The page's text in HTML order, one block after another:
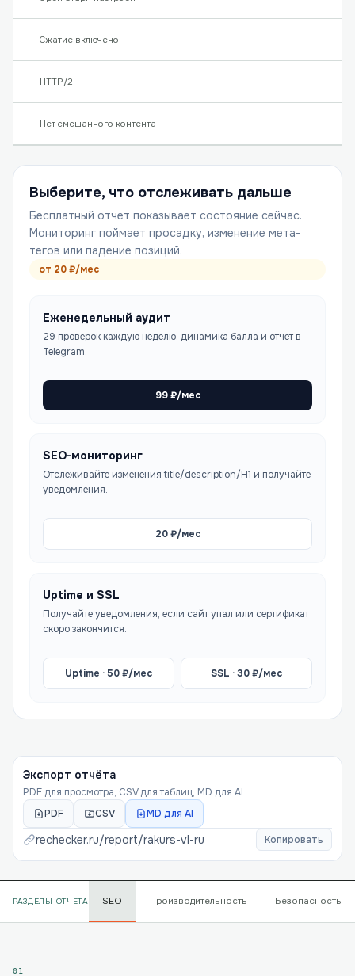
Сжатие включено
HTTP/2
Нет смешанного контента
Выберите, что отслеживать дальше
Бесплатный отчет показывает состояние сейчас.
Мониторинг поймает просадку, изменение мета-
тегов или падение позиций.
от 20₽/мес
Еженедельный аудит
29 проверок каждую неделю, динамика балла и отчет в
Telegram.
99₽/мес
SEO-мониторинг
Отслеживайте изменения title/description/H1 и получайте
уведомления.
20₽/мес
Uptime и SSL
Получайте уведомления, если сайт упал или сертификат
скоро закончится.
Uptime ·50₽/мес SSL ·30₽/мес
Экспорт отчёта
PDF для просмотра, CSV для таблиц, MD для AI
PDF
CSV MD для AI
rechecker.ru/report/rakurs-vl-ru Копировать
РАЗДЕЛЫ ОТЧЁТА SEO Производительность Безопасность
01